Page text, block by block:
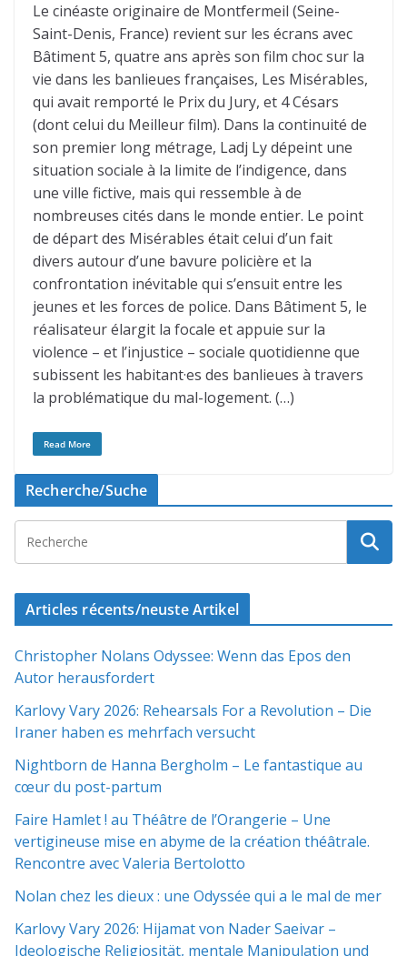
Le cinéaste originaire de Montfermeil (Seine-
Saint-Denis, France) revient sur les écrans avec
Bâtiment 5, quatre ans après son film choc sur la
vie dans les banlieues françaises, Les Misérables,
qui avait remporté le Prix du Jury, et 4 Césars
(dont celui du Meilleur film). Dans la continuité de
son premier long métrage, Ladj Ly dépeint une
situation sociale à la limite de l’indigence, dans
une ville fictive, mais qui ressemble à de
nombreuses cités dans le monde entier. Le point
de départ des Misérables était celui d’un fait
divers autour d’une bavure policière et la
confrontation inévitable qui s’ensuit entre les
jeunes et les forces de police. Dans Bâtiment 5, le
réalisateur élargit la focale et appuie sur la
violence – et l’injustice – sociale quotidienne que
subissent les habitant·es des banlieues à travers
la problématique du mal-logement. (…)
Read More
Recherche/Suche
Articles récents/neuste Artikel
Christopher Nolans Odyssee: Wenn das Epos den
Autor herausfordert
Karlovy Vary 2026: Rehearsals For a Revolution – Die
Iraner haben es mehrfach versucht
Nightborn de Hanna Bergholm – Le fantastique au
cœur du post-partum
Faire Hamlet ! au Théâtre de l’Orangerie – Une
vertigineuse mise en abyme de la création théâtrale.
Rencontre avec Valeria Bertolotto
Nolan chez les dieux : une Odyssée qui a le mal de mer
Karlovy Vary 2026: Hijamat von Nader Saeivar​​ –
Ideologische Religiosität, mentale Manipulation und